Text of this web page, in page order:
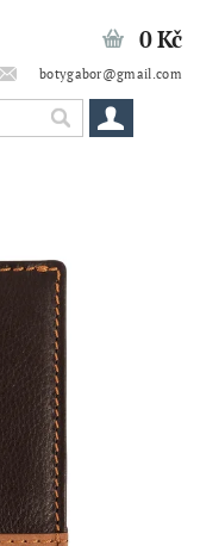
botygabor@gmail.com
0 Kč